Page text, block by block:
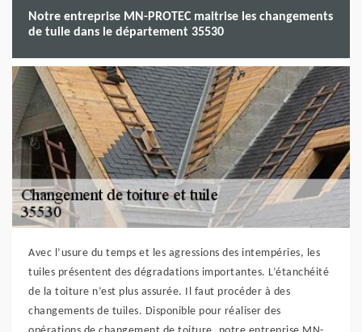
Notre entreprise MN-PROTEC maitrise les changements
de tuile dans le département 35530
Avec l’usure du temps et les agressions des intempéries, les
tuiles présentent des dégradations importantes. L’étanchéité
de la toiture n’est plus assurée. Il faut procéder à des
changements de tuiles. Disponible pour réaliser des